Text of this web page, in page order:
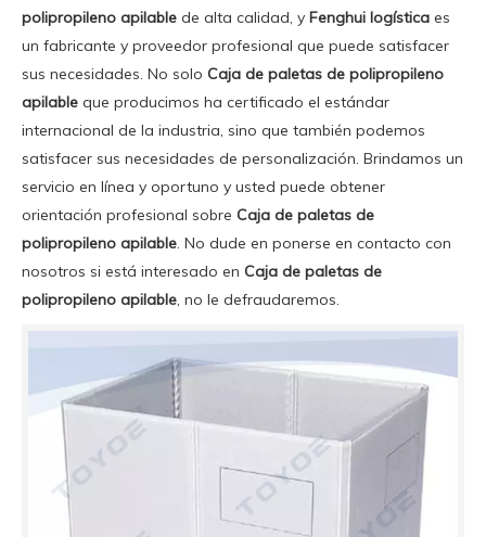
polipropileno apilable de alta calidad, y Fenghui logística es
un fabricante y proveedor profesional que puede satisfacer
sus necesidades. No solo Caja de paletas de polipropileno
apilable que producimos ha certificado el estándar
internacional de la industria, sino que también podemos
satisfacer sus necesidades de personalización. Brindamos un
servicio en línea y oportuno y usted puede obtener
orientación profesional sobre Caja de paletas de
polipropileno apilable. No dude en ponerse en contacto con
nosotros si está interesado en Caja de paletas de
polipropileno apilable, no le defraudaremos.